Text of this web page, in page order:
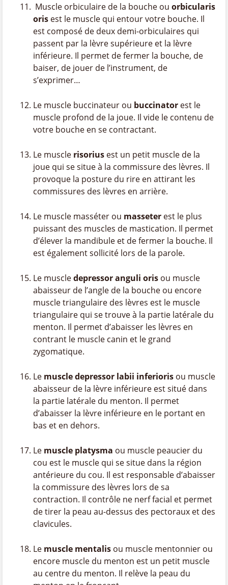
Muscle orbiculaire de la bouche ou orbicularis
oris est le muscle qui entour votre bouche. Il
est composé de deux demi-orbiculaires qui
passent par la lèvre supérieure et la lèvre
inférieure. Il permet de fermer la bouche, de
baiser, de jouer de l’instrument, de
s’exprimer…
Le muscle buccinateur ou buccinator est le
muscle profond de la joue. Il vide le contenu de
votre bouche en se contractant.
Le muscle risorius est un petit muscle de la
joue qui se situe à la commissure des lèvres. Il
provoque la posture du rire en attirant les
commissures des lèvres en arrière.
Le muscle masséter ou masseter est le plus
puissant des muscles de mastication. Il permet
d’élever la mandibule et de fermer la bouche. Il
est également sollicité lors de la parole.
Le muscledepressor anguli oris ou muscle
abaisseur de l’angle de la bouche ou encore
muscle triangulaire des lèvres est le muscle
triangulaire qui se trouve à la partie latérale du
menton. Il permet d’abaisser les lèvres en
contrant le muscle canin et le grand
zygomatique.
Le muscle depressor labii inferioris ou muscle
abaisseur de la lèvre inférieure est situé dans
la partie latérale du menton. Il permet
d’abaisser la lèvre inférieure en le portant en
bas et en dehors.
Le muscle platysma ou muscle peaucier du
cou est le muscle qui se situe dans la région
antérieure du cou. Il est responsable d’abaisser
la commissure des lèvres lors de sa
contraction. Il contrôle ne nerf facial et permet
de tirer la peau au-dessus des pectoraux et des
clavicules.
Le muscle mentalis ou muscle mentonnier ou
encore muscle du menton est un petit muscle
au centre du menton. Il relève la peau du